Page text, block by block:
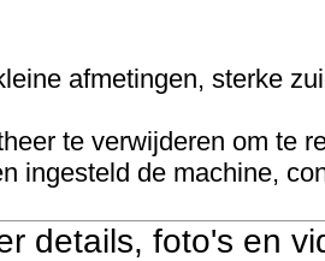
afmetingen, sterke
te verwijderen om te
ingesteld de machine,
details, foto's en